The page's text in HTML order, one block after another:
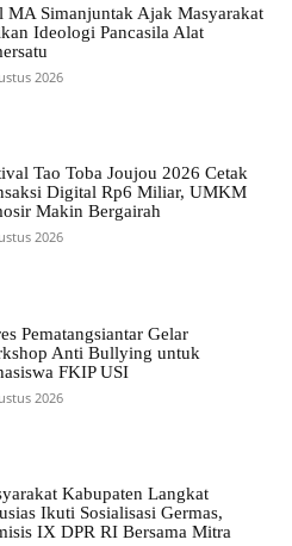
MA Simanjuntak Ajak Masyarakat
Ideologi Pancasila Alat
2026
Tao Toba Joujou 2026 Cetak
Digital Rp6 Miliar, UMKM
Makin Bergairah
2026
Pematangsiantar Gelar
Anti Bullying untuk
FKIP USI
2026
Kabupaten Langkat
Ikuti Sosialisasi Germas,
IX DPR RI Bersama Mitra